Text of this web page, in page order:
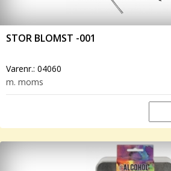
STOR BLOMST -001
Varenr.: 04060
m. moms